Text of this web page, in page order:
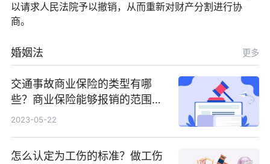
以请求人民法院予以撤销，从而重新对财产分割进行协
商。
婚姻法 更多
交通事故商业保险的类型有哪
些？商业保险能够报销的范围是
根据具体的险种确定的吗？
2023-05-22
怎么认定为工伤的标准？做工伤